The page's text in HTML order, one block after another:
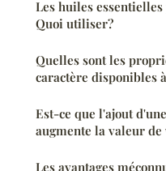
Les huiles
Quoi utiliser?
Quelles sont les
caractère disponibles
Est-ce que l'ajout
augmente la valeur
Les avantages